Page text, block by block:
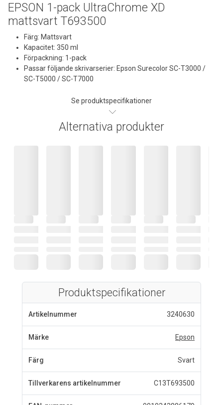
EPSON 1-pack UltraChrome XD
mattsvart T693500
Färg: Mattsvart
Kapacitet: 350 ml
Förpackning: 1-pack
Passar följande skrivarserier: Epson Surecolor SC-T3000 /
SC-T5000 / SC-T7000
Se produktspecifikationer
Alternativa produkter
Produktspecifikationer
Artikelnummer 3240630
Märke Epson
Färg Svart
Tillverkarens artikelnummer C13T693500